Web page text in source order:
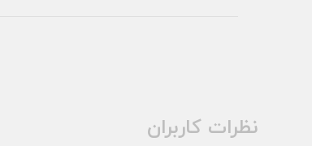
نظرات کاربران